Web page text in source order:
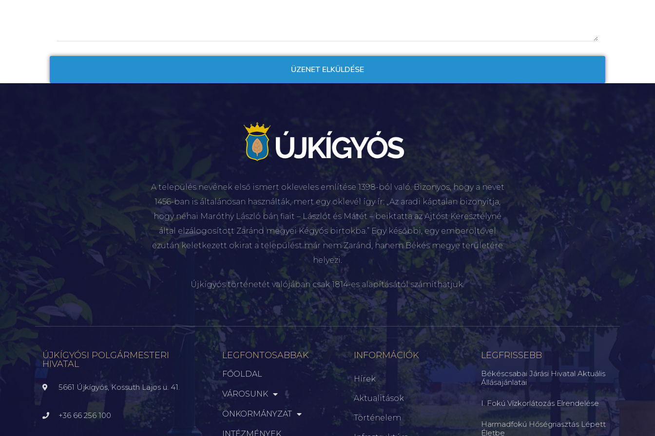
A település nevének első ismert okleveles említése 1398-ból való. Bizonyos, hogy a nevet
1456-ban is általánosan használták, mert egy oklevél így ír: „Az aradi káptalan bizonyítja,
hogy néhai Maróthy László bán fiait – Lászlót és Mátét – beiktatta az Ajtóst Keresztélyné
által elzálogosított Zaránd megyei Kégyós birtokba.” Egy későbbi, egy emberöltővel
ezután keletkezett okirat a települést már nem Zaránd, hanem Békés megye területére
helyezi.
Újkígyós történetét valójában csak 1814-es alapításától számíthatjuk.
ÚJKÍGYÓSI POLGÁRMESTERI
HIVATAL
5661 Újkígyós, Kossuth Lajos u. 41.
+36 66 256 100
LEGFONTOSABBAK
FŐOLDAL
VÁROSUNK
ÖNKORMÁNYZAT
INTÉZMÉNYEK
INFORMÁCIÓK
Hírek
Aktualitások
Történelem
LEGFRISSEBB
Békéscsabai Járási Hivatal Aktuális
Állásajánlatai
I. Fokú Vízkorlátozás Elrendelése
Harmadfokú Hőségriasztás Lépett
Életbe